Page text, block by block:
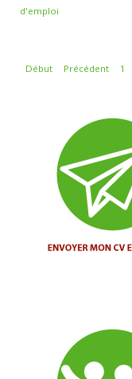
d'emploi
Début Précédent 1